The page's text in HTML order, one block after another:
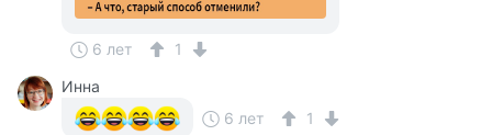
6 лет
1
Инна
6 лет
1